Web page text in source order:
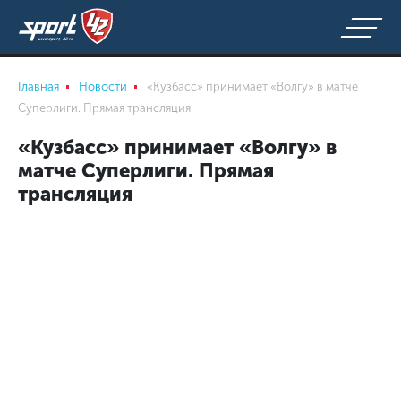
Главная Новости
«Кузбасс» принимает «Волгу» в матче
Суперлиги. Прямая трансляция
«Кузбасс» принимает «Волгу» в
матче Суперлиги. Прямая
трансляция